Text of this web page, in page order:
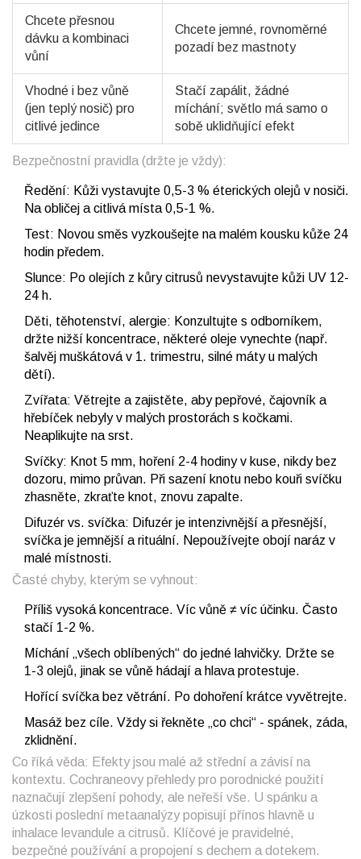
Chcete přesnou
dávku a kombinaci
vůní
Chcete jemné, rovnoměrné
pozadí bez mastnoty
Vhodné i bez vůně
(jen teplý nosič) pro
citlivé jedince
Stačí zapálit, žádné
míchání; světlo má samo o
sobě uklidňující efekt
Bezpečnostní pravidla (držte je vždy):
Ředění: Kůži vystavujte 0,5-3 % éterických olejů v nosiči.
Na obličej a citlivá místa 0,5-1 %.
Test: Novou směs vyzkoušejte na malém kousku kůže 24
hodin předem.
Slunce: Po olejích z kůry citrusů nevystavujte kůži UV 12-
24 h.
Děti, těhotenství, alergie: Konzultujte s odborníkem,
držte nižší koncentrace, některé oleje vynechte (např.
šalvěj muškátová v 1. trimestru, silné máty u malých
dětí).
Zvířata: Větrejte a zajistěte, aby pepřové, čajovník a
hřebíček nebyly v malých prostorách s kočkami.
Neaplikujte na srst.
Svíčky: Knot 5 mm, hoření 2-4 hodiny v kuse, nikdy bez
dozoru, mimo průvan. Při sazení knotu nebo kouři svíčku
zhasněte, zkraťte knot, znovu zapalte.
Difuzér vs. svíčka: Difuzér je intenzivnější a přesnější,
svíčka je jemnější a rituální. Nepoužívejte obojí naráz v
malé místnosti.
Časté chyby, kterým se vyhnout:
Příliš vysoká koncentrace. Víc vůně ≠ víc účinku. Často
stačí 1-2 %.
Míchání „všech oblíbených“ do jedné lahvičky. Držte se
1-3 olejů, jinak se vůně hádají a hlava protestuje.
Hořící svíčka bez větrání. Po dohoření krátce vyvětrejte.
Masáž bez cíle. Vždy si řekněte „co chci“ - spánek, záda,
zklidnění.
Co říká věda: Efekty jsou malé až střední a závisí na
kontextu. Cochraneovy přehledy pro porodnické použití
naznačují zlepšení pohody, ale neřeší vše. U spánku a
úzkosti poslední metaanalýzy popisují přínos hlavně u
inhalace levandule a citrusů. Klíčové je pravidelné,
bezpečné používání a propojení s dechem a dotekem.